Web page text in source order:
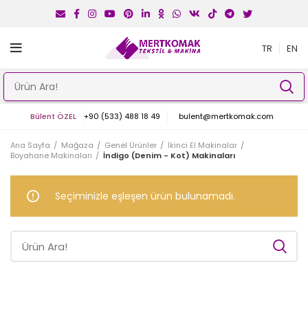
TR EN
Bülent ÖZEL +90 (533) 488 18 49 bulent@mertkomak.com
Ana Sayfa Mağaza Genel Ürünler
İkinci El Makinalar
Boyahane Makinaları
İndigo (Denim - Kot) Makinaları
Seçiminizle eşleşen ürün bulunamadı.